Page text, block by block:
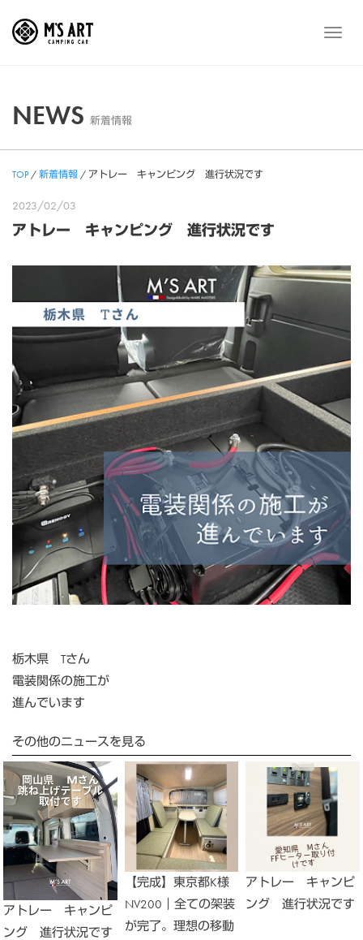
メ
NEWS 新着情報
TOP/新着情報 / アトレー キャンピング 進行状況です
2023/02/03
アトレー キャンピング 進行状況です
栃木県 Tさん
電装関係の施工が
進んでいます
その他のニュースを見る
アトレー キャンピ
ング 進行状況です
【完成】東京都K様
NV200｜全ての架装
が完了。理想の移動
アトレー キャンピ
ング 進行状況です